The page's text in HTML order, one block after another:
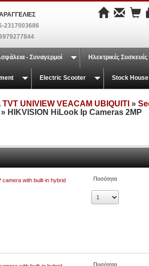
2317003686
- Συναγερμοί Ηλεκτρικές Συσκευές
Electric Scooter Stock House
UNIVIEW VEACAM UBIQUITI»
» HIKVISION HiLook Ip Cameras 2MP
camera with built-in hybrid
Ποσότητα
Ποσότητα